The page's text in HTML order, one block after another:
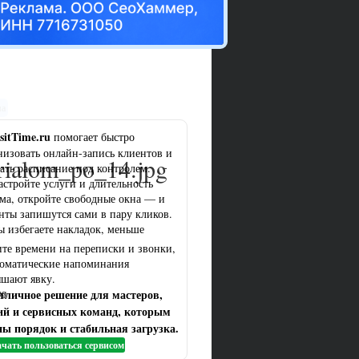
помогает быстро
онлайн-запись клиентов и
расписание под контролем.
услуги и длительность
откройте свободные окна — и
запишутся сами в пару кликов.
избегаете накладок, меньше
времени на переписки и звонки,
напоминания
явку.
решение для мастеров,
и сервисных команд, которым
порядок и стабильная загрузка.
пользоваться сервисом